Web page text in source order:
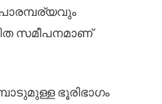
സമീപനമാണ്
ഭൂരിഭാഗം